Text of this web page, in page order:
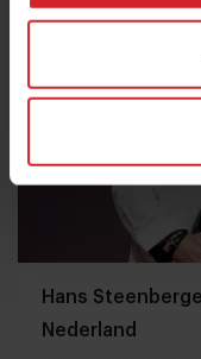
Hans
Nederland